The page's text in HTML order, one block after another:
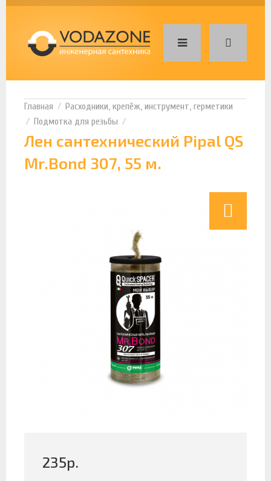
Расходники, крепёж, инструмент, герметики
Подмотка для резьбы
Лен сантехнический Pipal QS
Mr.Bond 307, 55 м.
235р.